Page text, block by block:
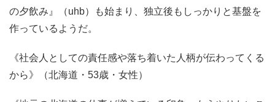
の夕飲み』（uhb）も始まり、独立後もしっかりと基盤を
作っているようだ。
《社会人としての責任感や落ち着いた人柄が伝わってくる
から》（北海道・53歳・女性）